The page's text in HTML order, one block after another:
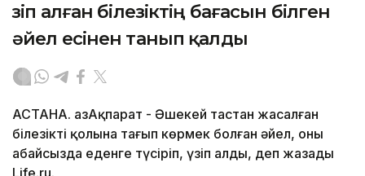
Үзіп алған білезіктің бағасын білген
әйел есінен танып қалды
АСТАНА. ҚазАқпарат - Әшекей тастан жасалған
білезікті қолына тағып көрмек болған әйел, оны
абайсызда еденге түсіріп, үзіп алды, деп жазады